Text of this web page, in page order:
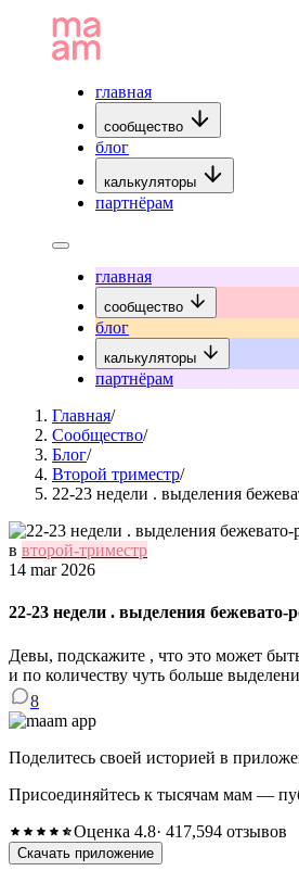
главная
сообщество
блог
калькуляторы
партнёрам
главная
сообщество
блог
калькуляторы
партнёрам
Главная/
Сообщество/
Блог/
Второй триместр/
22-23 недели . выделения
в второй-триместр
14 mar 2026
22-23 недели . выделения бежевато-
Девы, подскажите , что это может
и по количеству чуть больше
8
Поделитесь своей историей в
Присоединяйтесь к тысячам мам —
Оценка 4.8· 417,594 отзывов
Скачать приложение